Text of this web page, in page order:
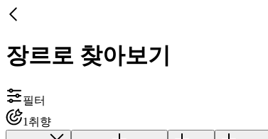
장르로 찾아보기
필터
1 취향